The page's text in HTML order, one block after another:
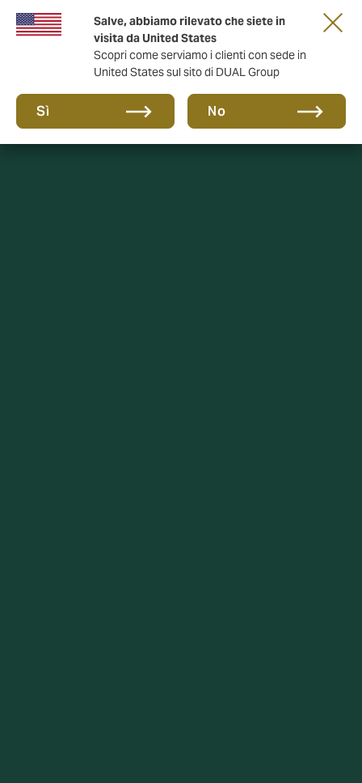
Salve, abbiamo rilevato che siete in
visita da United States
Scopri come serviamo i clienti con sede in
United States sul sito di DUAL Group
Sì No
anni di DUAL Italia